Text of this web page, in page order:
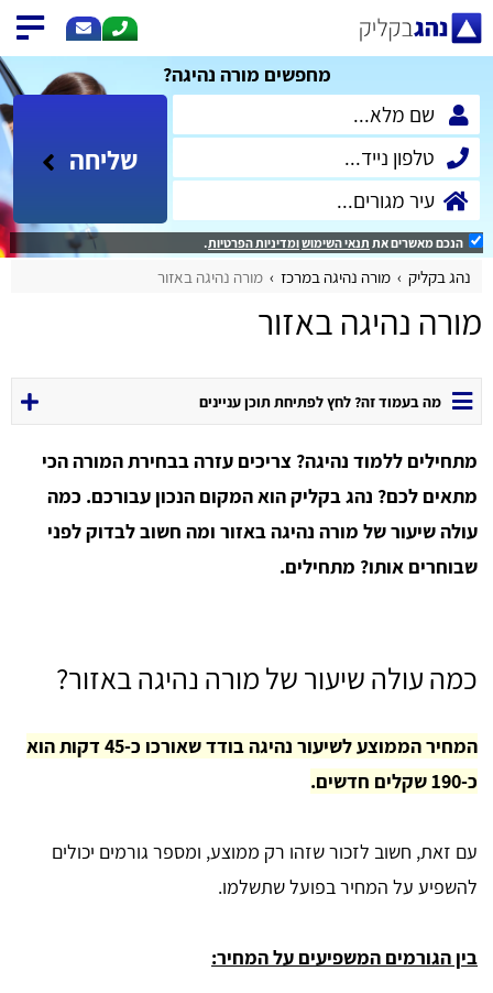
מחפשים מורה נהיגה?
שליחה
הנכם מאשרים את תנאי השימושומדיניות הפרטיות.
נהג בקליק מורה נהיגה במרכז מורה נהיגה באזור
מורה נהיגה באזור
מה בעמוד זה? לחץ לפתיחת תוכן עניינים
מתחילים ללמוד נהיגה? צריכים עזרה בבחירת המורה הכי
מתאים לכם? נהג בקליק הוא המקום הנכון עבורכם. כמה
עולה שיעור של מורה נהיגה באזור ומה חשוב לבדוק לפני
שבוחרים אותו? מתחילים.
כמה עולה שיעור של מורה נהיגה באזור?
המחיר הממוצע לשיעור נהיגה בודד שאורכו כ-45 דקות הוא
כ-190 שקלים חדשים.
עם זאת, חשוב לזכור שזהו רק ממוצע, ומספר גורמים יכולים
להשפיע על המחיר בפועל שתשלמו.
בין הגורמים המשפיעים על המחיר: